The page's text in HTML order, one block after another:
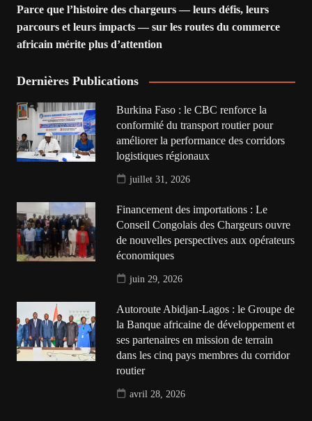
Parce que l’histoire des chargeurs — leurs défis, leurs
parcours et leurs impacts — sur les routes du commerce
africain mérite plus d’attention
Dernières Publications
Burkina Faso : le CBC renforce la
conformité du transport routier pour
améliorer la performance des corridors
logistiques régionaux
juillet 31, 2026
Financement des importations : Le
Conseil Congolais des Chargeurs ouvre
de nouvelles perspectives aux opérateurs
économiques
juin 29, 2026
Autoroute Abidjan-Lagos : le Groupe de
la Banque africaine de développement et
ses partenaires en mission de terrain
dans les cinq pays membres du corridor
routier
avril 28, 2026